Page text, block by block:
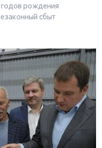
рождения
сбыт